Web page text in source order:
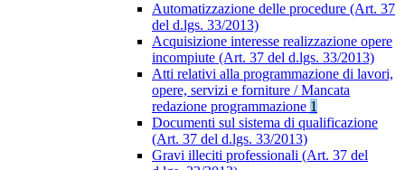
Automatizzazione delle procedure (Art. 37
del d.lgs. 33/2013)
Acquisizione interesse realizzazione opere
incompiute (Art. 37 del d.lgs. 33/2013)
Atti relativi alla programmazione di lavori,
opere, servizi e forniture / Mancata
redazione programmazione 1
Documenti sul sistema di qualificazione
(Art. 37 del d.lgs. 33/2013)
Gravi illeciti professionali (Art. 37 del